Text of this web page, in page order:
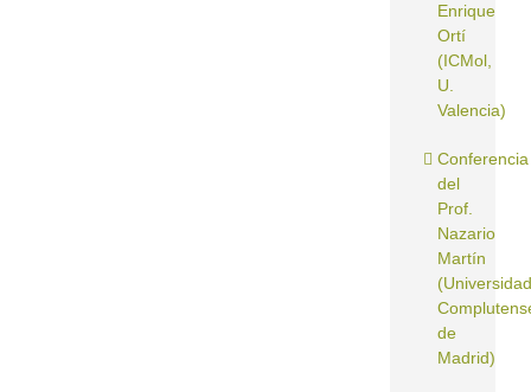
Enrique
Ortí
(ICMol,
U.
Valencia)
Conferencia
del
Prof.
Nazario
Martín
(Universidad
de
Madrid)